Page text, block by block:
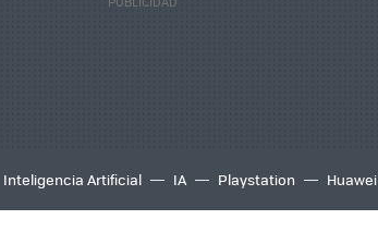
Inteligencia Artificial IA Playstation Huawei